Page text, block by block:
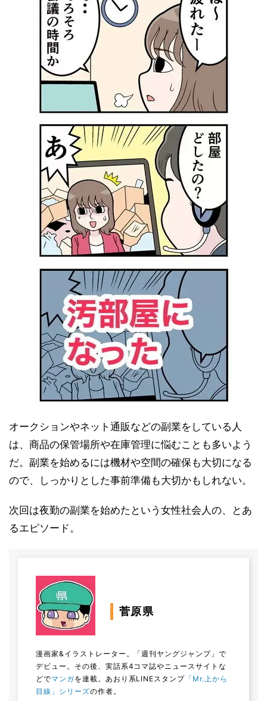
オークションやネット通販などの副業をしている人
は、商品の保管場所や在庫管理に悩むことも多いよう
だ。副業を始めるには機材や空間の確保も大切になる
ので、しっかりとした事前準備も大切かもしれない。
次回は夜勤の副業を始めたという女性社会人の、とあ
るエピソード。
菅原県
漫画家&イラストレーター。「週刊ヤングジャンプ」で
デビュー。その後、実話系4コマ誌やニュースサイトな
どでマンガを連載。あおり系LINEスタンプ 「Mr.上から
目線」シリーズの作者。